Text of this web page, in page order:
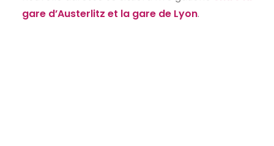
gare d’Austerlitz et la gare de Lyon.